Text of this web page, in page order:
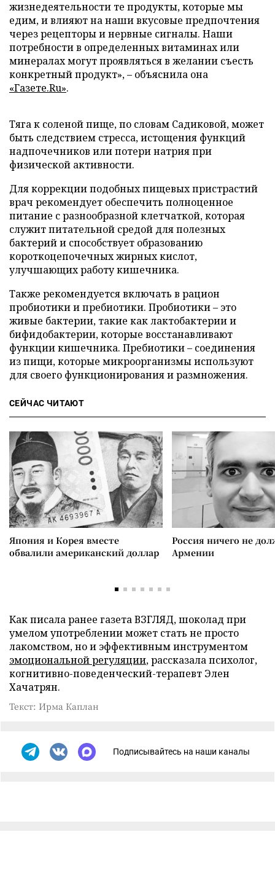
жизнедеятельности те продукты, которые мы
едим, и влияют на наши вкусовые предпочтения
через рецепторы и нервные сигналы. Наши
потребности в определенных витаминах или
минералах могут проявляться в желании съесть
конкретный продукт», – объяснила она
«Газете.Ru».
Тяга к соленой пище, по словам Садиковой, может
быть следствием стресса, истощения функций
надпочечников или потери натрия при
физической активности.
Для коррекции подобных пищевых пристрастий
врач рекомендует обеспечить полноценное
питание с разнообразной клетчаткой, которая
служит питательной средой для полезных
бактерий и способствует образованию
короткоцепочечных жирных кислот,
улучшающих работу кишечника.
Также рекомендуется включать в рацион
пробиотики и пребиотики. Пробиотики – это
живые бактерии, такие как лактобактерии и
бифидобактерии, которые восстанавливают
функции кишечника. Пребиотики – соединения
из пищи, которые микроорганизмы используют
для своего функционирования и размножения.
СЕЙЧАС ЧИТАЮТ
Япония и Корея вместе
обвалили американский доллар
Россия ничего не
Армении
Как писала ранее газета ВЗГЛЯД, шоколад при
умелом употреблении может стать не просто
лакомством, но и эффективным инструментом
эмоциональной регуляции, рассказала психолог,
когнитивно-поведенческий-терапевт Элен
Хачатрян.
Текст: Ирма Каплан
Подписывайтесь на наши каналы